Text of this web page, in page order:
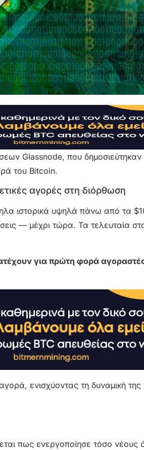
Glassnode, που δημοσιεύτηκαν
του Bitcoin.
αγορές στη διόρθωση
ιστορικά υψηλά πάνω από τα
— μέχρι τώρα. Τα τελευταία
για πρώτη φορά
ενισχύοντας τη δυναμική
πως ενεργοποίησε τόσο νέους